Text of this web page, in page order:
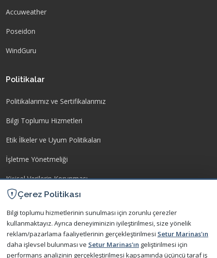
Accuweather
Poseidon
WindGuru
Politikalar
Politikalarımız ve Sertifikalarımız
Bilgi Toplumu Hizmetleri
Etik İlkeler ve Uyum Politikaları
İşletme Yönetmeliği
Kişisel Verilerin Korunması
Bize Ulaşın
Sıkça Sorulan Sorular
Çerez Politikası
Bilgi toplumu hizmetlerinin sunulması için zorunlu çerezler
kullanmaktayız. Ayrıca deneyiminizin iyileştirilmesi, size yönelik
reklam/pazarlama faaliyetlerinin gerçekleştirilmesi Setur Marinas'ın
daha işlevsel bulunması ve Setur Marinas'ın geliştirilmesi için
performans analizinin gerçekleştirilmesi kapsamında üçüncü taraf iş